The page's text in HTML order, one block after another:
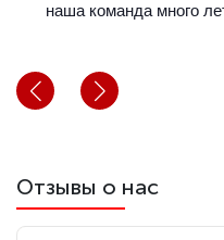
наша команда много
Отзывы о нас